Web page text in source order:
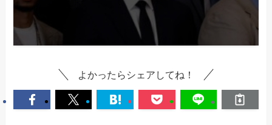
よかったらシェアしてね！